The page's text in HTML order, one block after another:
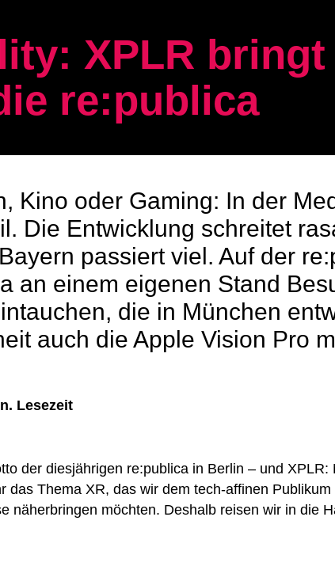
XPLR
re:publica
Kino oder Gaming: In der
Die Entwicklung schreitet
passiert viel. Auf der
an einem eigenen Stand
die in München
auch die Apple Vision Pro
Lesezeit
der diesjährigen re:publica in Berlin – und
das Thema XR, das wir dem tech-affinen
näherbringen möchten. Deshalb reisen wir in die